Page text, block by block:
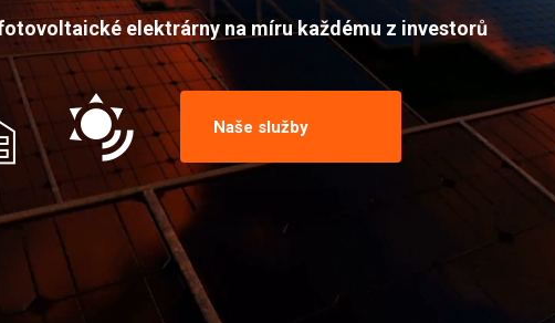
elektrárny na míru každému z investorů
Naše služby